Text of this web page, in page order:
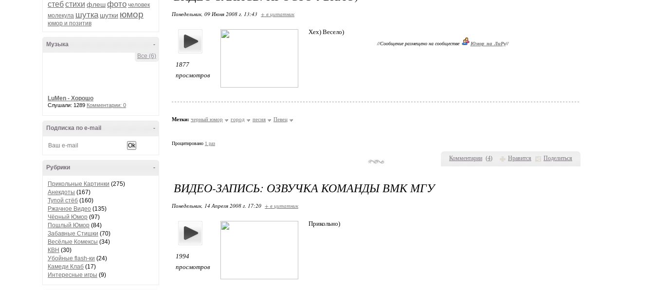
стебстихи флешфото человек
молекула шутка шутки юмор
юмор и позитив
-
Музыка
Все (6)
LuMen - Хорошо
Слушали: 1289 Комментарии: 0
-
Подписка по e-mail
-
Рубрики
Прикольные Картинки (275)
Анекдоты (167)
Тупой стёб (160)
Ржачное Видео (135)
Чёрный Юмор (97)
Пошлый Юмор (84)
Забавные Стишки (70)
Весёлые Комексы (34)
КВН (30)
Убойные flash-ки (24)
Камеди Клаб (17)
Интересные игры (9)
Комментарии (4) Нравится Поделиться
Понедельник, 09 Июня 2008 г. 13:43 + в цитатник
1877
просмотров
Хех) Весело)
//Сообщение размещено на сообществе Юмор_на_ЛиРу//
Метки: черный юмор город песня Певец
Процитировано 1 раз
ВИДЕО-ЗАПИСЬ: ОЗВУЧКА КОМАНДЫ ВМК МГУ
Понедельник, 14 Апреля 2008 г. 17:20 + в цитатник
1994
просмотров
Прикольно)